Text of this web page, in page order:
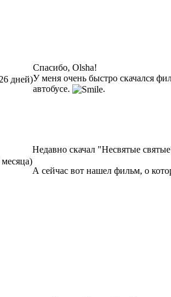
дней)
Спасибо, Olsha!
У меня очень быстро скачался
автобусе.
.
месяца)
Недавно скачал "Несвятые
А сейчас вот нашел фильм, о